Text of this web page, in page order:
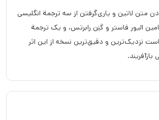
متن لاتین و یاری‌گرفتن از سه ترجمة انگلیسی
الیور فاستر و کَنِن رابرتس، و یک ترجمة
نزدیک‌ترین و دقیق‌ترین نسخه از این اثر